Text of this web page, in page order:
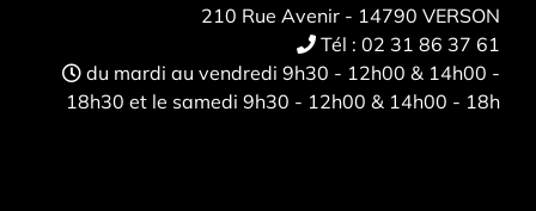
Avec la BERNINA L 620, vous bénéficiez de
120 mm de liberté créative avec un encombrement
minimal. Si votre projet nécessite encore plus de
210 Rue Avenir - 14790 VERSON
Tél : 02 31 86 37 61
du mardi au vendredi 9h30 - 12h00 & 14h00 -
18h30 et le samedi 9h30 - 12h00 & 14h00 - 18h